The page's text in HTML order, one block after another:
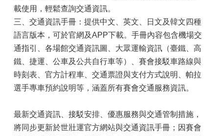
載使用，輕鬆查詢交通資訊。
三、交通資訊手冊：提供中文、英文、日文及韓文四種
語言版本，可於官網及APP下載。手冊內容包含機場交
通指引、各場館交通資訊圖、大眾運輸資訊（臺鐵、高
鐵、捷運、公車及公共自行車等）、賽會接駁車路線與
時刻表、官方計程車、交通票證與支付方式說明、帕拉
選手專車預約說明等，涵蓋所有賽會交通服務資訊。
最新交通資訊、接駁安排、優惠服務與交通管制措施，
將同步更新於世壯運官方網站與交通資訊手冊；因賽會